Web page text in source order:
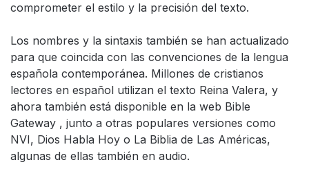
comprometer el estilo y la precisión del texto.
Los nombres y la sintaxis también se han actualizado
para que coincida con las convenciones de la lengua
española contemporánea. Millones de cristianos
lectores en español utilizan el texto Reina Valera, y
ahora también está disponible en la web Bible
Gateway , junto a otras populares versiones como
NVI, Dios Habla Hoy o La Biblia de Las Américas,
algunas de ellas también en audio.